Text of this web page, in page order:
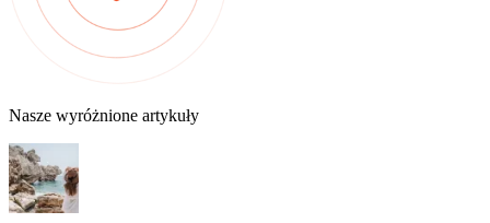
Nasze wyróżnione artykuły